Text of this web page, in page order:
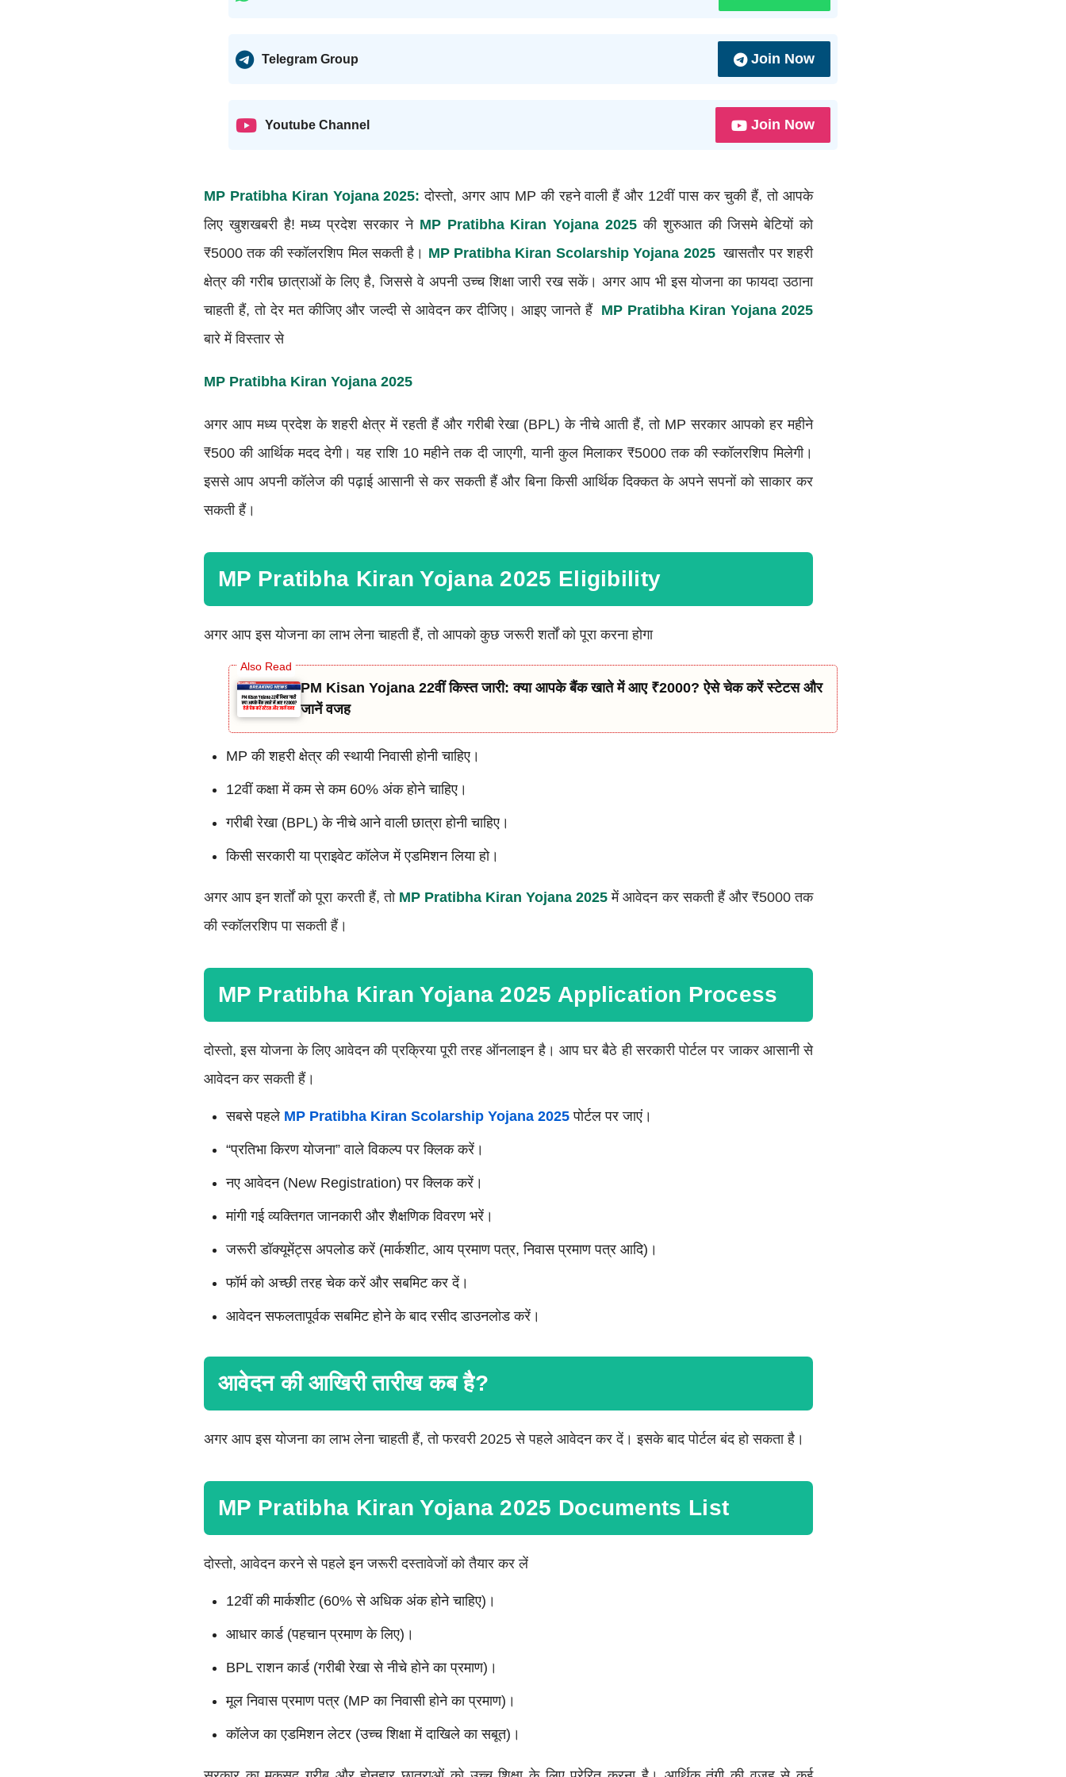
Telegram Group Join Now
Youtube Channel Join Now
MP Pratibha Kiran Yojana 2025: दोस्तो, अगर आप MP की रहने वाली हैं और 12वीं पास कर चुकी हैं, तो आपके
लिए खुशखबरी है! मध्य प्रदेश सरकार ने MP Pratibha Kiran Yojana 2025 की शुरुआत की जिसमे बेटियों को
₹5000 तक की स्कॉलरशिप मिल सकती है। MP Pratibha Kiran Scolarship Yojana 2025खासतौर पर शहरी
क्षेत्र की गरीब छात्राओं के लिए है, जिससे वे अपनी उच्च शिक्षा जारी रख सकें। अगर आप भी इस योजना का फायदा उठाना
चाहती हैं, तो देर मत कीजिए और जल्दी से आवेदन कर दीजिए। आइए जानते हैं MP Pratibha Kiran Yojana 2025
बारे में विस्तार से
MP Pratibha Kiran YojANa 2025
अगर आप मध्य प्रदेश के शहरी क्षेत्र में रहती हैं और गरीबी रेखा (BPL) के नीचे आती हैं, तो MP सरकार आपको हर महीने
₹500 की आर्थिक मदद देगी। यह राशि 10 महीने तक दी जाएगी, यानी कुल मिलाकर ₹5000 तक की स्कॉलरशिप मिलेगी।
इससे आप अपनी कॉलेज की पढ़ाई आसानी से कर सकती हैं और बिना किसी आर्थिक दिक्कत के अपने सपनों को साकार कर
सकती हैं।
MP Pratibha Kiran Yojana 2025 Eligibility
अगर आप इस योजना का लाभ लेना चाहती हैं, तो आपको कुछ जरूरी शर्तों को पूरा करना होगा
PM Kisan Yojana 22वीं किस्त जारी: क्या आपके बैंक खाते में आए ₹2000? ऐसे चेक करें स्टेटस और
जानें वजह
MP की शहरी क्षेत्र की स्थायी निवासी होनी चाहिए।
12वीं कक्षा में कम से कम 60% अंक होने चाहिए।
गरीबी रेखा (BPL) के नीचे आने वाली छात्रा होनी चाहिए।
किसी सरकारी या प्राइवेट कॉलेज में एडमिशन लिया हो।
अगर आप इन शर्तों को पूरा करती हैं, तो MP Pratibha Kiran YojANa2025 में आवेदन कर सकती हैं और ₹5000 तक
की स्कॉलरशिप पा सकती हैं।
MP Pratibha Kiran Yojana 2025 Application Process
दोस्तो, इस योजना के लिए आवेदन की प्रक्रिया पूरी तरह ऑनलाइन है। आप घर बैठे ही सरकारी पोर्टल पर जाकर आसानी से
आवेदन कर सकती हैं।
सबसे पहले MP Pratibha Kiran Scolarship Yojana 2025 पोर्टल पर जाएं।
“प्रतिभा किरण योजना” वाले विकल्प पर क्लिक करें।
नए आवेदन (New Registration) पर क्लिक करें।
मांगी गई व्यक्तिगत जानकारी और शैक्षणिक विवरण भरें।
जरूरी डॉक्यूमेंट्स अपलोड करें (मार्कशीट, आय प्रमाण पत्र, निवास प्रमाण पत्र आदि)।
फॉर्म को अच्छी तरह चेक करें और सबमिट कर दें।
आवेदन सफलतापूर्वक सबमिट होने के बाद रसीद डाउनलोड करें।
आवेदन की आखिरी तारीख कब है?
अगर आप इस योजना का लाभ लेना चाहती हैं, तो फरवरी 2025 से पहले आवेदन कर दें। इसके बाद पोर्टल बंद हो सकता है।
MP Pratibha Kiran Yojana 2025 Documents List
दोस्तो, आवेदन करने से पहले इन जरूरी दस्तावेजों को तैयार कर लें
12वीं की मार्कशीट (60% से अधिक अंक होने चाहिए)।
आधार कार्ड (पहचान प्रमाण के लिए)।
BPL राशन कार्ड (गरीबी रेखा से नीचे होने का प्रमाण)।
मूल निवास प्रमाण पत्र (MP का निवासी होने का प्रमाण)।
कॉलेज का एडमिशन लेटर (उच्च शिक्षा में दाखिले का सबूत)।